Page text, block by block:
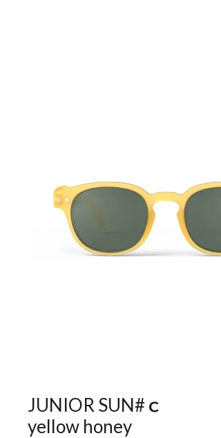
JUNIOR SUN#ｃ
yellow honey